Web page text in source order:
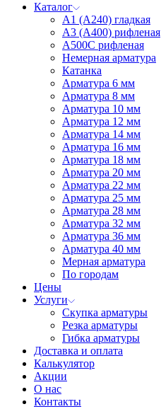
Каталог
А1 (А240) гладкая
А3 (А400) рифленая
А500С рифленая
Немерная арматура
Катанка
Арматура 6 мм
Арматура 8 мм
Арматура 10 мм
Арматура 12 мм
Арматура 14 мм
Арматура 16 мм
Арматура 18 мм
Арматура 20 мм
Арматура 22 мм
Арматура 25 мм
Арматура 28 мм
Арматура 32 мм
Арматура 36 мм
Арматура 40 мм
Мерная арматура
По городам
Цены
Услуги
Скупка арматуры
Резка арматуры
Гибка арматуры
Доставка и оплата
Калькулятор
Акции
О нас
Контакты